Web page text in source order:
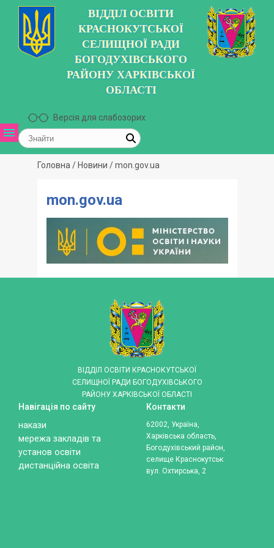
ВІДДІЛ ОСВІТИ
КРАСНОКУТСЬКОЇ
СЕЛИЩНОЇ РАДИ
БОГОДУХІВСЬКОГО
РАЙОНУ ХАРКІВСЬКОЇ
ОБЛАСТІ
Версія для слабозорих
Головна / Новини /mon.gov.ua
mon.gov.ua
ВІДДІЛ ОСВІТИ КРАСНОКУТСЬКОЇ
СЕЛИЩНОЇ РАДИ БОГОДУХІВСЬКОГО
РАЙОНУ ХАРКІВСЬКОЇ ОБЛАСТІ
Навігація по сайту
накази
мережа закладів та
установ освіти
дистанційна освіта
Контакти
62002, Україна,
Харківська область,
Богодухівський район,
селище Краснокутськ
вул. Охтирська, 2